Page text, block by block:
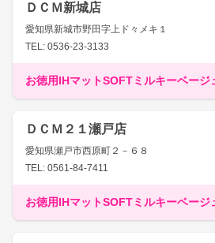
ＤＣＭ新城店
愛知県新城市野田字上ド々メキ１
TEL: 0536-23-3133
お徳用IHマットSOFTミルキーベージ
ＤＣＭ２１瀬戸店
愛知県瀬戸市西原町２－６８
TEL: 0561-84-7411
お徳用IHマットSOFTミルキーベージ